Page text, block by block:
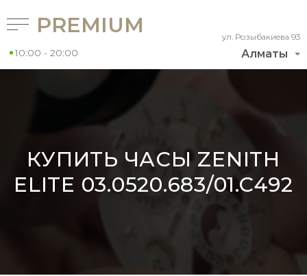
Алматы
ул. Розыбакиева 93
PREMIUM
10:00 - 20:00
КУПИТЬ ЧАСЫ ZENITH
ELITE 03.0520.683/01.C492